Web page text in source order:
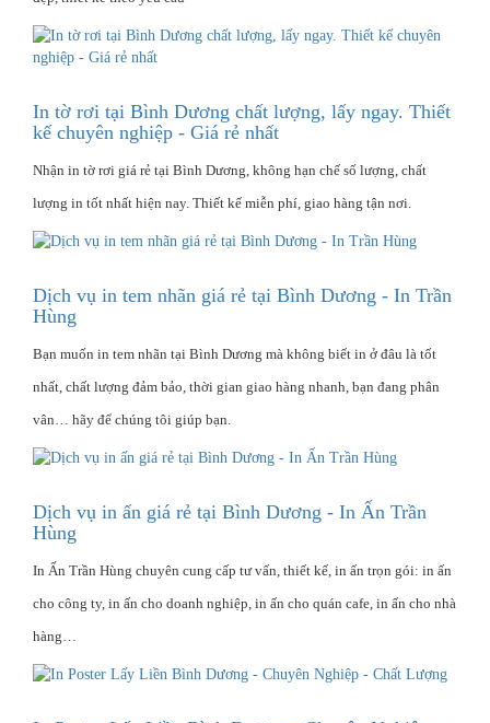
In tờ rơi tại Bình Dương chất lượng, lấy ngay. Thiết
kế chuyên nghiệp - Giá rẻ nhất
Nhận in tờ rơi giá rẻ tại Bình Dương, không hạn chế số lượng, chất
lượng in tốt nhất hiện nay. Thiết kế miễn phí, giao hàng tận nơi.
Dịch vụ in tem nhãn giá rẻ tại Bình Dương - In Trần
Hùng
Bạn muốn in tem nhãn tại Bình Dương mà không biết in ở đâu là tốt
nhất, chất lượng đảm bảo, thời gian giao hàng nhanh, bạn đang phân
vân… hãy để chúng tôi giúp bạn.
Dịch vụ in ấn giá rẻ tại Bình Dương - In Ấn Trần
Hùng
In Ấn Trần Hùng chuyên cung cấp tư vấn, thiết kế, in ấn trọn gói: in ấn
cho công ty, in ấn cho doanh nghiệp, in ấn cho quán cafe, in ấn cho nhà
hàng…